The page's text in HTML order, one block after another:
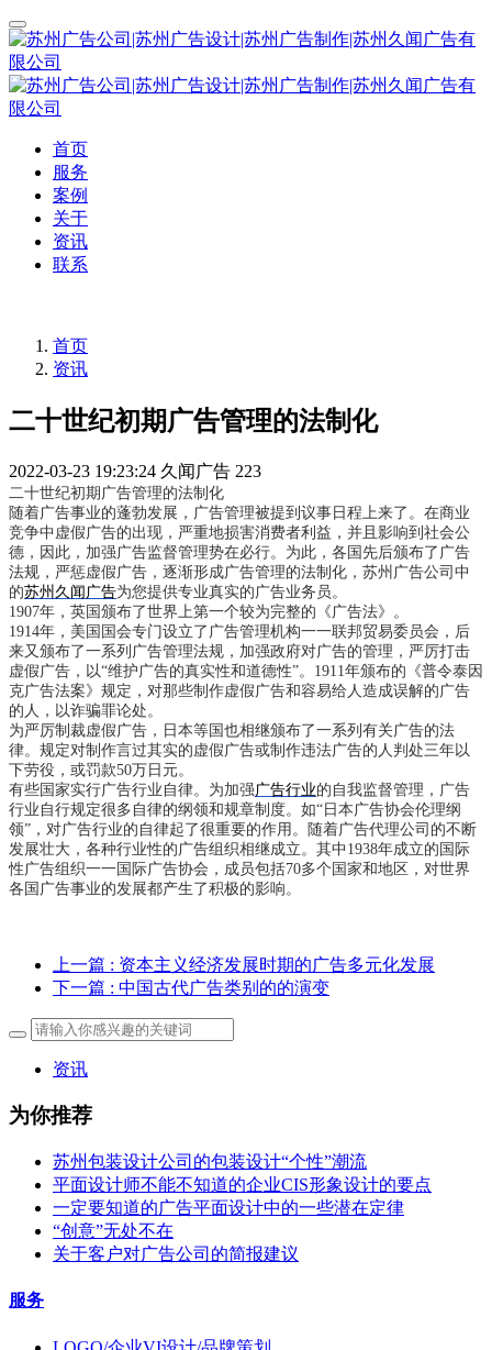
首页
服务
案例
关于
资讯
联系
首页
资讯
二十世纪初期广告管理的法制化
2022-03-23 19:23:24 久闻广告 223
二十世纪初期广告管理的法制化
随着广告事业的蓬勃发展，广告管理被提到议事日程上来了。在商业
竞争中虚假广告的出现，严重地损害消费者利益，并且影响到社会公
德，因此，加强广告监督管理势在必行。为此，各国先后颁布了广告
法规，严惩虚假广告，逐渐形成广告管理的法制化，苏州广告公司中
的苏州久闻广告为您提供专业真实的广告业务员。
1907年，英国颁布了世界上第一个较为完整的《广告法》。
1914年，美国国会专门设立了广告管理机构一一联邦贸易委员会，后
来又颁布了一系列广告管理法规，加强政府对广告的管理，严厉打击
虚假广告，以“维护广告的真实性和道德性”。1911年颁布的《普令泰因
克广告法案》规定，对那些制作虚假广告和容易给人造成误解的广告
的人，以诈骗罪论处。
为严厉制裁虚假广告，日本等国也相继颁布了一系列有关广告的法
律。规定对制作言过其实的虚假广告或制作违法广告的人判处三年以
下劳役，或罚款50万日元。
有些国家实行广告行业自律。为加强 广告行业的自我监督管理，广告
行业自行规定很多自律的纲领和规章制度。如“日本广告协会伦理纲
领”，对广告行业的自律起了很重要的作用。随着广告代理公司的不断
发展壮大，各种行业性的广告组织相继成立。其中1938年成立的国际
性广告组织一一国际广告协会，成员包括70多个国家和地区，对世界
各国广告事业的发展都产生了积极的影响。
上一篇 : 资本主义经济发展时期的广告多元化发展
下一篇 : 中国古代广告类别的的演变
资讯
为你推荐
苏州包装设计公司的包装设计“个性”潮流
平面设计师不能不知道的企业CIS形象设计的要点
一定要知道的广告平面设计中的一些潜在定律
“创意”无处不在
关于客户对广告公司的简报建议
服务